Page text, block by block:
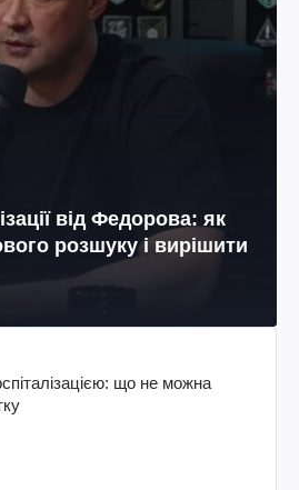
від Федорова: як
розшуку і вирішити
що не можна